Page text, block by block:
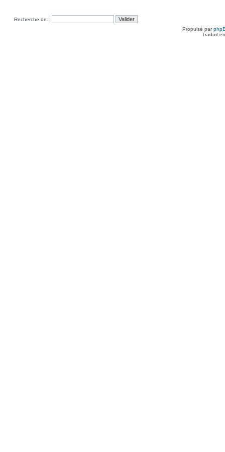
Recherche de :
Propulsé par
Traduit